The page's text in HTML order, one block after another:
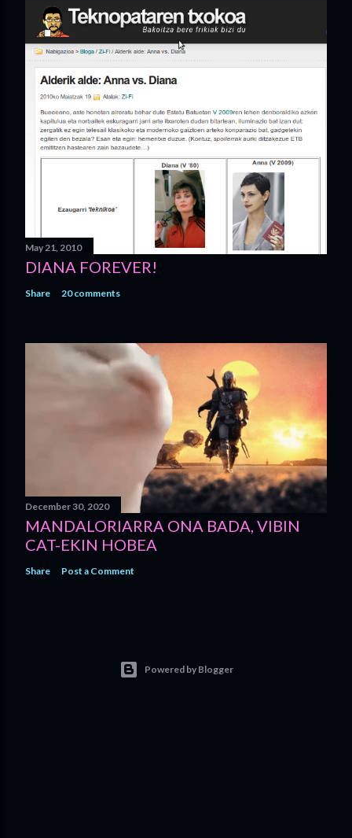
May 21, 2010
DIANA FOREVER!
Share 20 comments
December 30, 2020
MANDALORIARRA ONA BADA, VIBIN
CAT-EKIN HOBEA
Share Post a Comment
Powered by Blogger